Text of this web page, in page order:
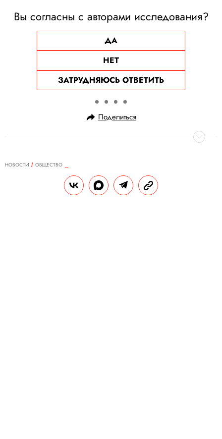
Вы согласны с авторами исследования?
ДА
НЕТ
ЗАТРУДНЯЮСЬ ОТВЕТИТЬ
Поделиться
НОВОСТИ
ОБЩЕСТВО
В Японии набирает популярность